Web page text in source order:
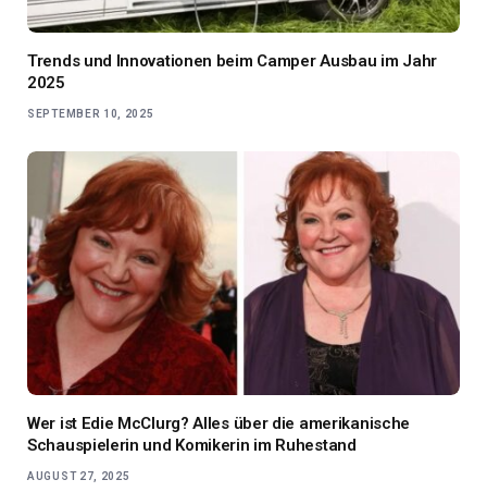
Trends und Innovationen beim Camper Ausbau im Jahr
2025
SEPTEMBER 10, 2025
Wer ist Edie McClurg? Alles über die amerikanische
Schauspielerin und Komikerin im Ruhestand
AUGUST 27, 2025